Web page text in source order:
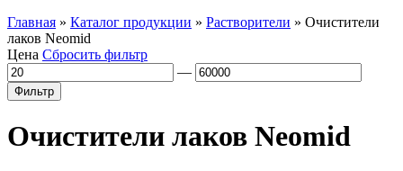
Главная » Каталог продукции » Растворители » Очистители
лаков Neomid
Цена Сбросить фильтр
—
Фильтр
Очистители лаков Neomid